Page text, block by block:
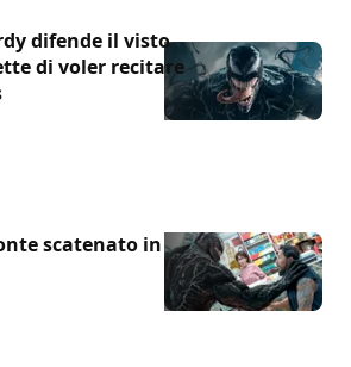
difende il visto
di voler recitare
scatenato in